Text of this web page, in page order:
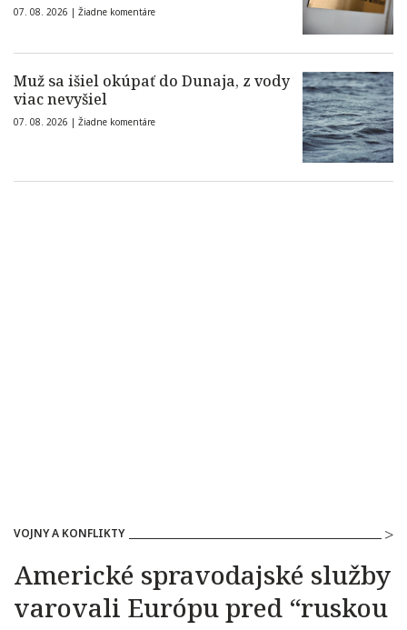
07. 08. 2026 | Žiadne komentáre
Muž sa išiel okúpať do Dunaja, z vody
viac nevyšiel
07. 08. 2026 | Žiadne komentáre
VOJNY A KONFLIKTY
Americké spravodajské služby
varovali Európu pred “ruskou